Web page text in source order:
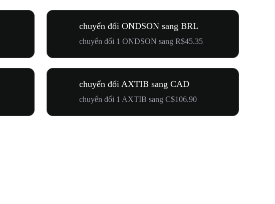
chuyển đổi ONDSON sang BRL
chuyển đổi 1 ONDSON sang R$45.35
chuyển đổi AXTIB sang CAD
chuyển đổi 1 AXTIB sang C$106.90